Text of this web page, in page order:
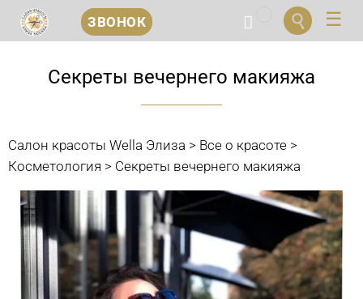
ЗВОНОК  
содержанию
Секреты вечернего макияжа
Салон красоты Wella Элиза > Все о красоте >
Косметология > Секреты вечернего макияжа